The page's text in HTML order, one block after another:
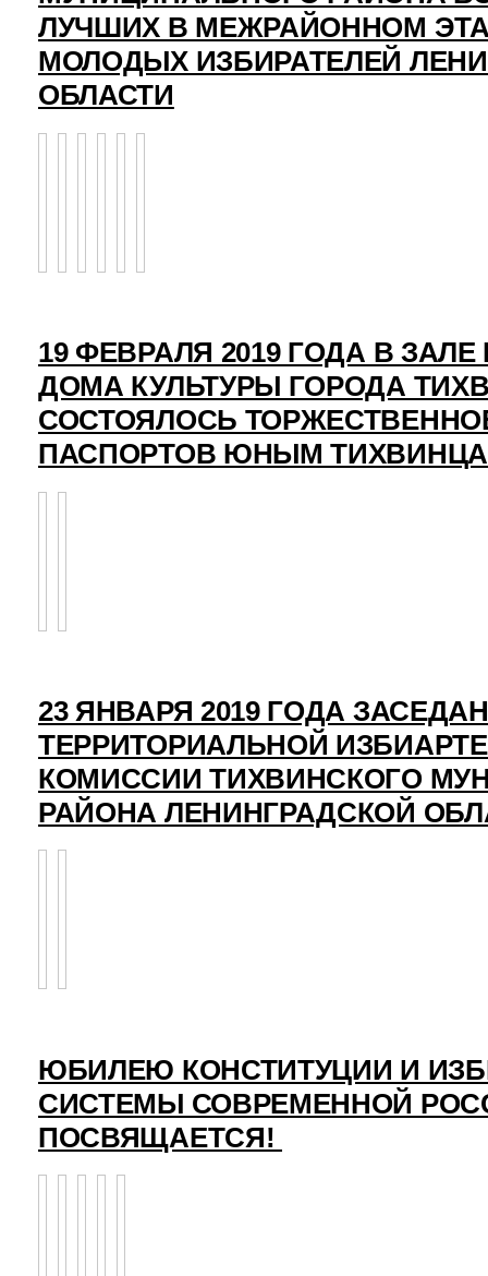
ЛУЧШИХ В МЕЖРАЙОННОМ
МОЛОДЫХ ИЗБИРАТЕЛЕЙ
ОБЛАСТИ
19 ФЕВРАЛЯ 2019 ГОДА В
ДОМА КУЛЬТУРЫ ГОРОДА
СОСТОЯЛОСЬ
ПАСПОРТОВ ЮНЫМ
23 ЯНВАРЯ 2019 ГОДА
ТЕРРИТОРИАЛЬНОЙ
КОМИССИИ ТИХВИНСКОГО
РАЙОНА ЛЕНИНГРАДСКОЙ
ЮБИЛЕЮ КОНСТИТУЦИИ И
СИСТЕМЫ СОВРЕМЕННОЙ
ПОСВЯЩАЕТСЯ!